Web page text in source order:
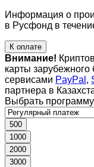
Информация о
в Русфонд в
К оплате
Внимание!
карты зарубежного
сервисами PayPal ,
партнера в
Выбрать
500
1000
2000
3000